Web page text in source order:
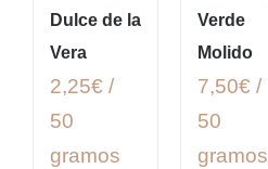
Dulce de la
Vera
2,25€ /
50
gramos
Verde
Molido
7,50€ /
50
gramos